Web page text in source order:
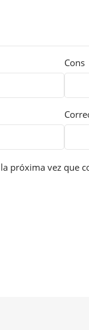
Cons
próxima vez que